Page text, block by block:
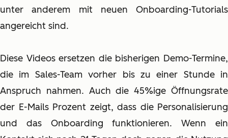
unter anderem mit neuen Onboarding-Tutorials
angereicht sind.
Diese Videos ersetzen die bisherigen Demo-Termine,
die im Sales-Team vorher bis zu einer Stunde in
Anspruch nahmen. Auch die 45%ige Öffnungsrate
der E-Mails Prozent zeigt, dass die Personalisierung
und das Onboarding funktionieren. Wenn ein